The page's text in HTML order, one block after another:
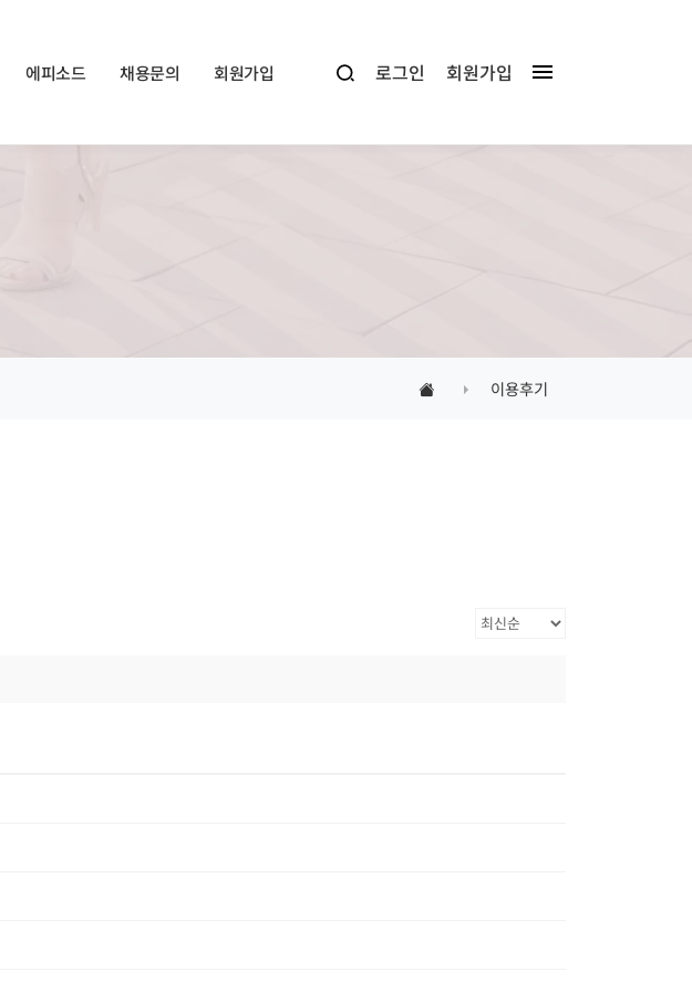
에피소드 채용문의 회원가입 로그인 회원가입
이용후기